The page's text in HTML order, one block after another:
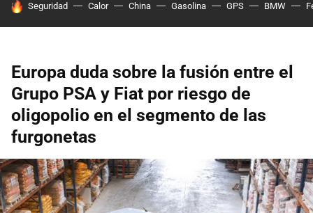
HOY SE HABLA DE
Seguridad Calor China Gasolina GPS BMW
Europa duda sobre la fusión entre el
Grupo PSA y Fiat por riesgo de
oligopolio en el segmento de las
furgonetas